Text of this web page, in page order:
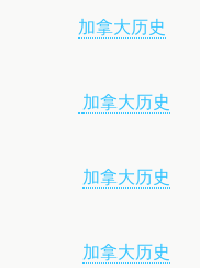
加拿大历史
加拿大历史
加拿大历史
加拿大历史